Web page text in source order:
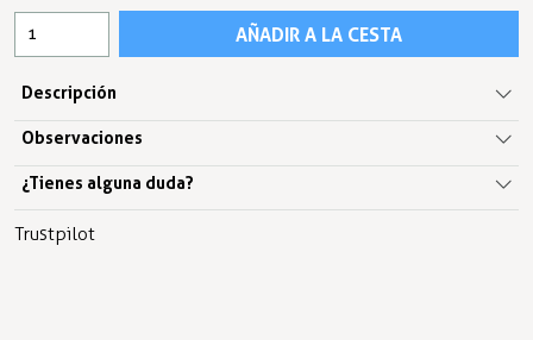
AÑADIR A LA CESTA
Descripción
Observaciones
¿Tienes alguna duda?
Trustpilot